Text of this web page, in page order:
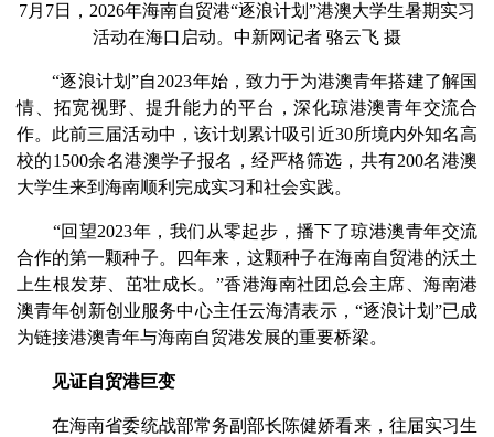
7月7日，2026年海南自贸港“逐浪计划”港澳大学生暑期实习
活动在海口启动。中新网记者 骆云飞 摄
“逐浪计划”自2023年始，致力于为港澳青年搭建了解国
情、拓宽视野、提升能力的平台，深化琼港澳青年交流合
作。此前三届活动中，该计划累计吸引近30所境内外知名高
校的1500余名港澳学子报名，经严格筛选，共有200名港澳
大学生来到海南顺利完成实习和社会实践。
“回望2023年，我们从零起步，播下了琼港澳青年交流
合作的第一颗种子。四年来，这颗种子在海南自贸港的沃土
上生根发芽、茁壮成长。”香港海南社团总会主席、海南港
澳青年创新创业服务中心主任云海清表示，“逐浪计划”已成
为链接港澳青年与海南自贸港发展的重要桥梁。
见证自贸港巨变
在海南省委统战部常务副部长陈健娇看来，往届实习生